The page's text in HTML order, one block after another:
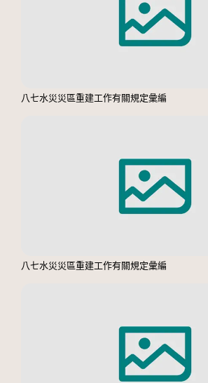
八七水災災區重建工作有關規定彙編
八七水災災區重建工作有關規定彙編